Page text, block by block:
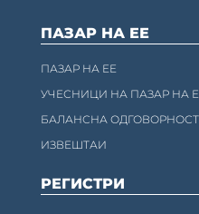
ПАЗАР НА ЕЕ
ПАЗАР НА ЕЕ
УЧЕСНИЦИ НА ПАЗАР НА
БАЛАНСНА ОДГОВОРНОСТ
ИЗВЕШТАИ
РЕГИСТРИ